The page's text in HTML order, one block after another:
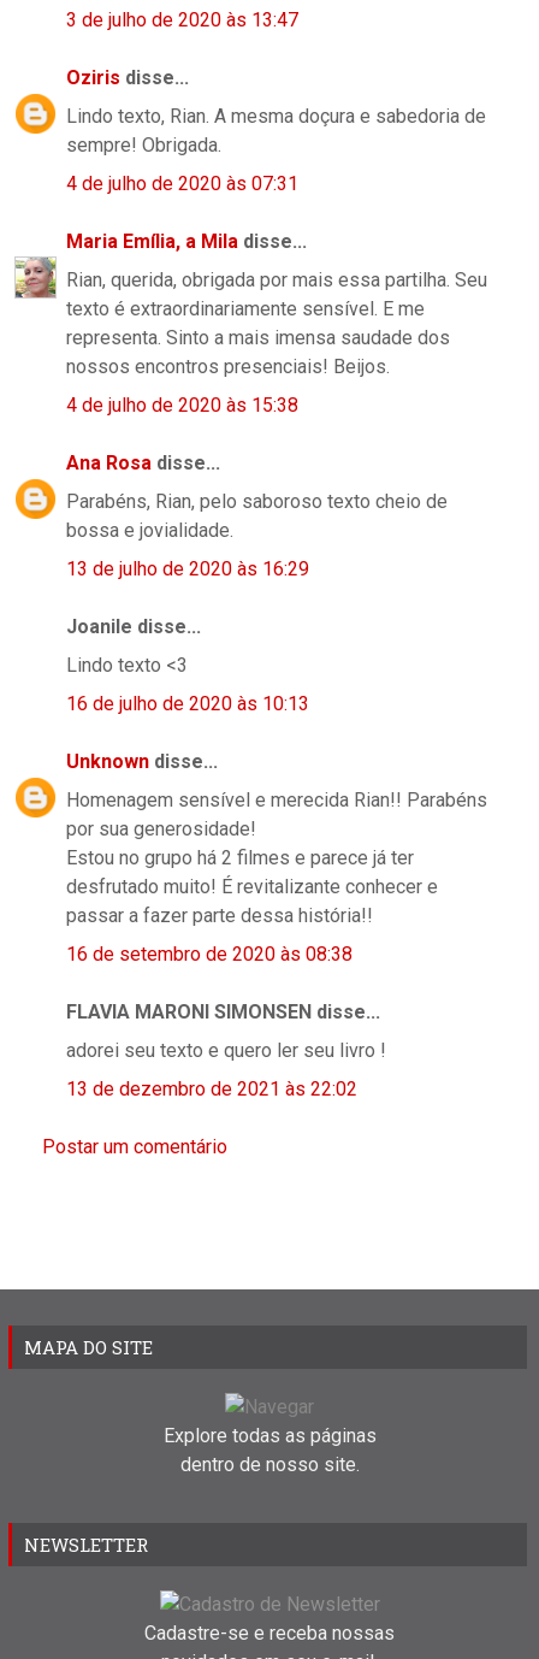
3 de julho de 2020 às 13:47
Oziris disse...
Lindo texto, Rian. A mesma doçura e sabedoria de
sempre! Obrigada.
4 de julho de 2020 às 07:31
Maria Emília, a Mila disse...
Rian, querida, obrigada por mais essa partilha. Seu
texto é extraordinariamente sensível. E me
representa. Sinto a mais imensa saudade dos
nossos encontros presenciais! Beijos.
4 de julho de 2020 às 15:38
Ana Rosa disse...
Parabéns, Rian, pelo saboroso texto cheio de
bossa e jovialidade.
13 de julho de 2020 às 16:29
Joanile disse...
Lindo texto <3
16 de julho de 2020 às 10:13
Unknown disse...
Homenagem sensível e merecida Rian!! Parabéns
por sua generosidade!
Estou no grupo há 2 filmes e parece já ter
desfrutado muito! É revitalizante conhecer e
passar a fazer parte dessa história!!
16 de setembro de 2020 às 08:38
FLAVIA MARONI SIMONSEN disse...
adorei seu texto e quero ler seu livro !
13 de dezembro de 2021 às 22:02
Postar um comentário
MAPA DO SITE
Explore todas as páginas
dentro de nosso site.
NEWSLETTER
Cadastre-se e receba nossas